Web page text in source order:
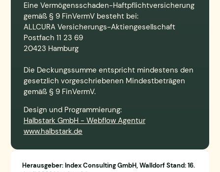
Eine Vermögensschaden-Haftpflichtversicherung
gemäß § 9 FinVermV besteht bei:
ALLCURA Versicherungs-Aktiengesellschaft
Postfach 11 23 69
20423 Hamburg
Die Deckungssumme entspricht mindestens den
gesetzlich vorgeschriebenen Mindestbeträgen
gemäß § 9 FinVermV.
Design und Programmierung:
Halbstark GmbH - Webflow Agentur
www.halbstark.de
Herausgeber: Index Consulting GmbH, Walldorf Stand: 16.